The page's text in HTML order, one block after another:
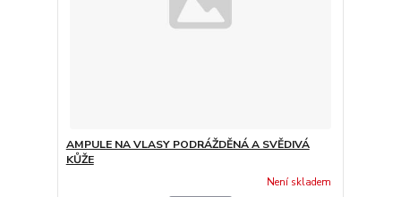
AMPULE NA VLASY PODRÁŽDĚNÁ A SVĚDIVÁ
KŮŽE
Není skladem